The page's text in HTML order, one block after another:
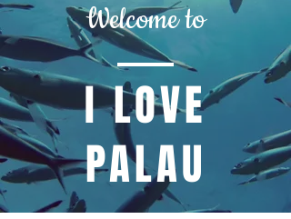
Welcome to
I LOVE
PALAU